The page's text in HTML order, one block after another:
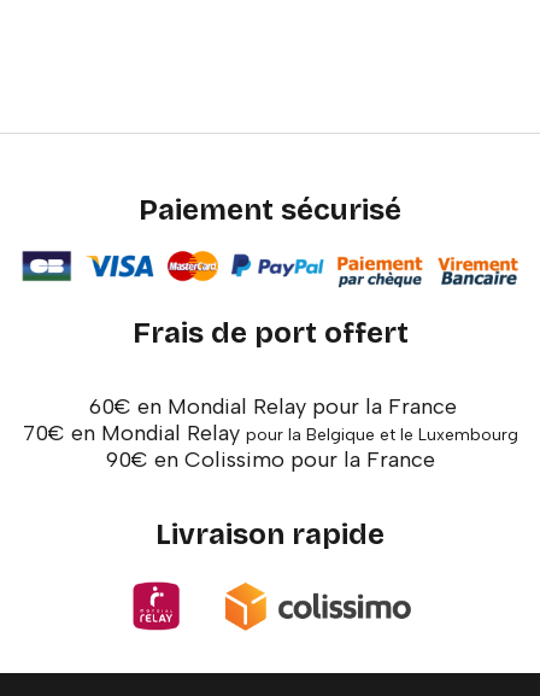
Paiement sécurisé
Frais de port offert
60€ en Mondial Relay pour la France
70€ en Mondial Relay pour la Belgique et le Luxembourg
90€ en Colissimo pour la France
Livraison rapide